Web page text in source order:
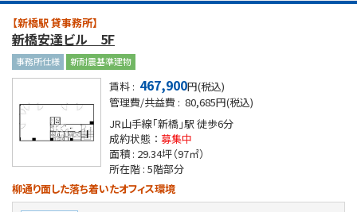
【新橋駅 貸事務所】
新橋安達ビル 5F
事務所仕様 新耐震基準建物
賃料 : 467,900円(税込)
管理費/共益費 : 80,685円(税込)
JR山手線「新橋」駅 徒歩6分
成約状態 ： 募集中
面積 : 29.34坪（97㎡）
所在階 : 5階部分
柳通り面した落ち着いたオフィス環境